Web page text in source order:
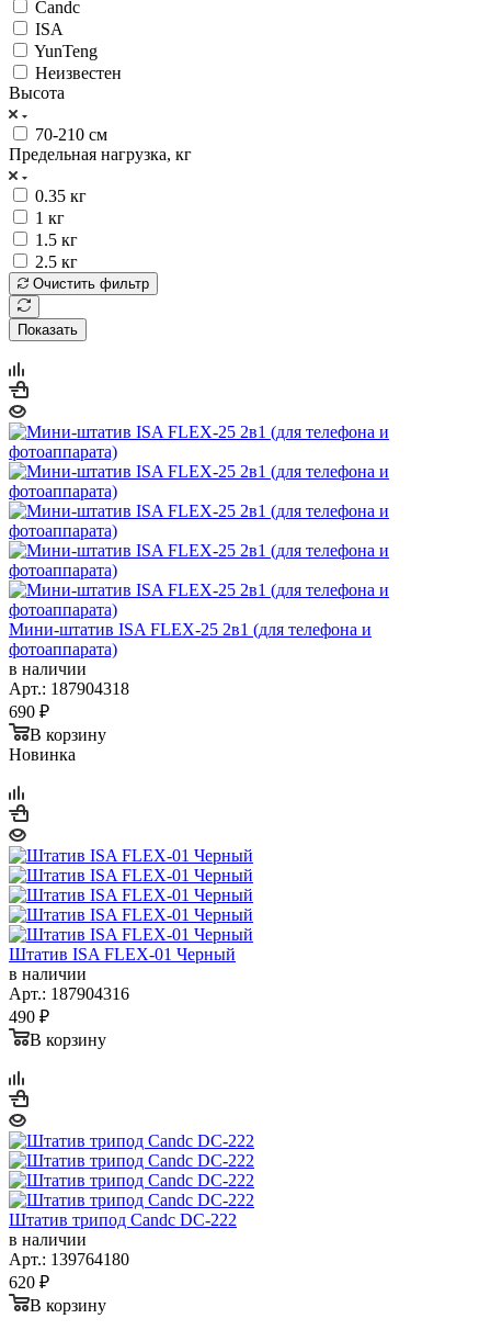
Candc
ISA
YunTeng
Неизвестен
Высота
70-210 см
Предельная нагрузка, кг
0.35 кг
1 кг
1.5 кг
2.5 кг
Очистить фильтр
Показать
Мини-штатив ISA FLEX-25 2в1 (для телефона и
фотоаппарата)
в наличии
Арт.: 187904318
690 ₽
В корзину
Новинка
Штатив ISA FLEX-01 Черный
в наличии
Арт.: 187904316
490 ₽
В корзину
Штатив трипод Candc DC-222
в наличии
Арт.: 139764180
620 ₽
В корзину